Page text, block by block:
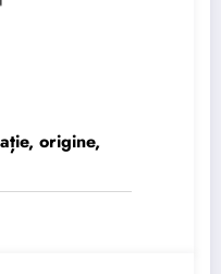
origine,